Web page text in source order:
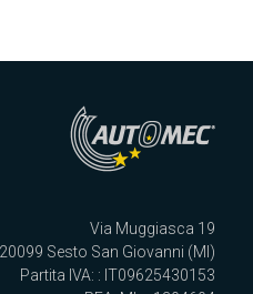
Via Muggiasca 19
20099 Sesto San Giovanni (MI)
Partita IVA: : IT09625430153